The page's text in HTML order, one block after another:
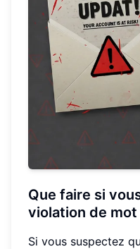
Que faire si
violation de mot
Si vous suspectez